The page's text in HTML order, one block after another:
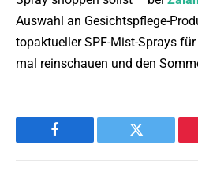
Auswahl an Gesichtspflege-
topaktueller SPF-Mist-Sprays
mal reinschauen und den
Facebook Twitter